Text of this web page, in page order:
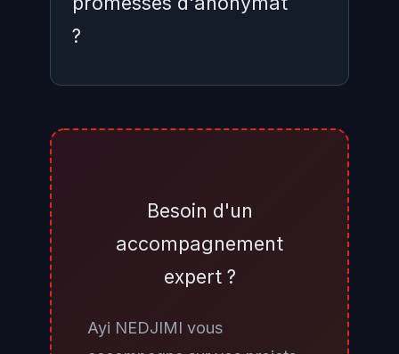
?
promesse ne résiste pas à une
l'infrastructure. Dans l'Opération
Saffron, les enquêteurs ont obtenu
First VPN avant les saisies, leur
Besoin d'un
accompagnement
expert ?
Ayi NEDJIMI vous